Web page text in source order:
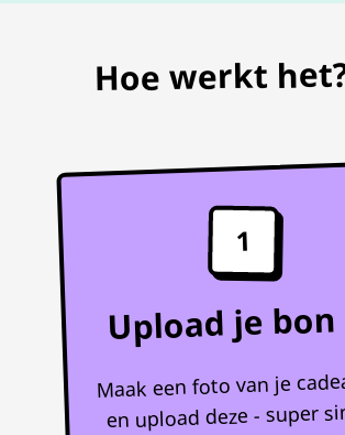
Hoe werkt
1
Upload je
Maak een foto van je
en upload deze - super